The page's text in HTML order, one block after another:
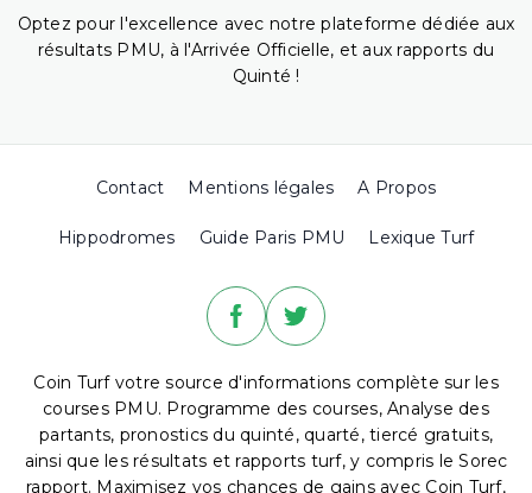
Optez pour l'excellence avec notre plateforme dédiée aux
résultats PMU, à l'Arrivée Officielle, et aux rapports du
Quinté !
Contact Mentions légales A Propos
Hippodromes Guide Paris PMU Lexique Turf
Coin Turf votre source d'informations complète sur les
courses PMU. Programme des courses, Analyse des
partants, pronostics du quinté, quarté, tiercé gratuits,
ainsi que les résultats et rapports turf, y compris le Sorec
rapport. Maximisez vos chances de gains avec Coin Turf,